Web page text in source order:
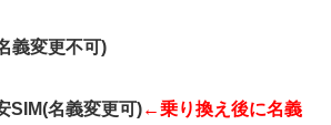
義変更不可)
SIM(名義変更可)←乗り換え後に名義